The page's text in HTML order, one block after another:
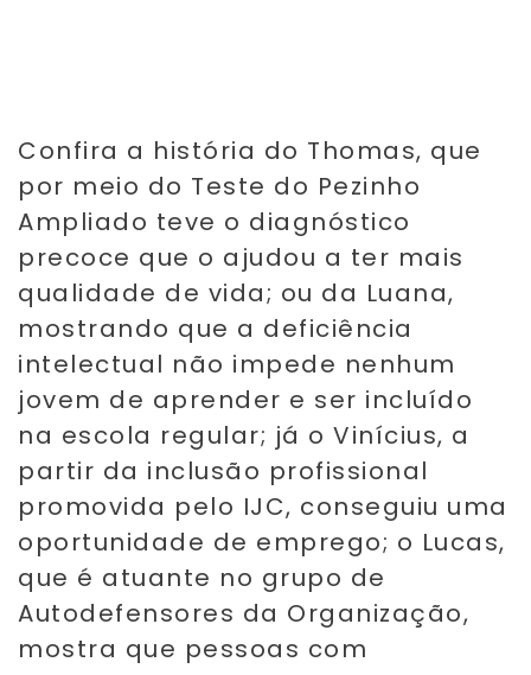
Confira a história do Thomas, que
por meio do Teste do Pezinho
Ampliado teve o diagnóstico
precoce que o ajudou a ter mais
qualidade de vida; ou da Luana,
mostrando que a deficiência
intelectual não impede nenhum
jovem de aprender e ser incluído
na escola regular; já o Vinícius, a
partir da inclusão profissional
promovida pelo IJC, conseguiu uma
oportunidade de emprego; o Lucas,
que é atuante no grupo de
Autodefensores da Organização,
mostra que pessoas com